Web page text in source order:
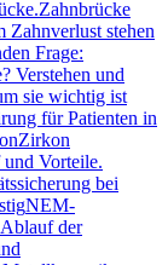
Zahnbrücke
Zahnverlust stehen
Frage:
Verstehen und
sie wichtig ist
für Patienten in
Zirkon
Vorteile.
bei
NEM-
der